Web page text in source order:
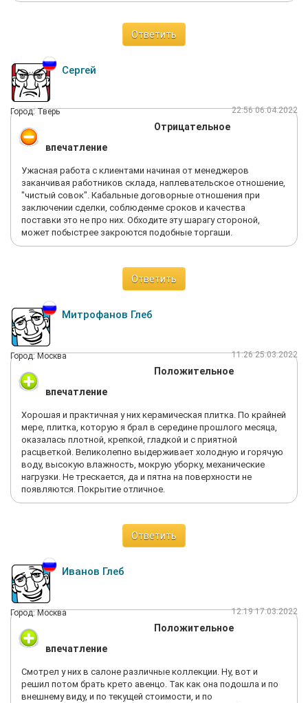
Ответить
Сергей
Город: Тверь 22:56 06.04.2022
Отрицательное
впечатление
Ужасная работа с клиентами начиная от менеджеров
заканчивая работников склада, наплевательское отношение,
"чистый совок". Кабальные договорные отношения при
заключении сделки, соблюденме сроков и качества
поставки это не про них. Обходите эту шарагу стороной,
может побыстрее закроются подобные торгаши.
Ответить
Митрофанов Глеб
Город: Москва 11:26 25.03.2022
Положительное
впечатление
Хорошая и практичная у них керамическая плитка. По крайней
мере, плитка, которую я брал в середине прошлого месяца,
оказалась плотной, крепкой, гладкой и с приятной
расцветкой. Великолепно выдерживает холодную и горячую
воду, высокую влажность, мокрую уборку, механические
нагрузки. Не трескается, да и пятна на поверхности не
появляются. Покрытие отличное.
Ответить
Иванов Глеб
Город: Москва 12:19 17.03.2022
Положительное
впечатление
Смотрел у них в салоне различные коллекции. Ну, вот и
решил потом брать крето авенцо. Так как она подошла и по
внешнему виду, и по текущей стоимости, и по